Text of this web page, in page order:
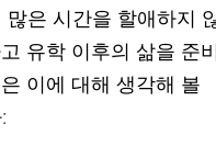
은 시간을 할애하지
유학 이후의 삶을 준
이에 대해 생각해 볼